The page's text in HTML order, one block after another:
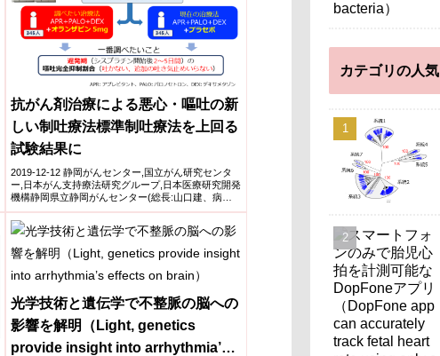
抗がん剤治療による悪心・嘔吐の新
しい制吐療法標準制吐療法を上回る
試験結果に
2019-12-12 静岡がんセンター,国立がん研究センタ
ー,日本がん支持療法研究グループ,日本医療研究開発
機構静岡県立静岡がんセンター(総長:山口建、病院
長:...
光学技術と遺伝学で不整脈の脳への
影響を解明（Light, genetics
provide insight into arrhythmia’s
カテゴリの人気